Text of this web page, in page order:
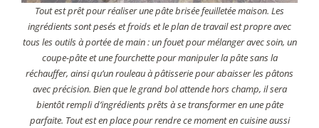
Tout est prêt pour réaliser une pâte brisée feuilletée maison. Les
ingrédients sont pesés et froids et le plan de travail est propre avec
tous les outils à portée de main : un fouet pour mélanger avec soin, un
coupe-pâte et une fourchette pour manipuler la pâte sans la
réchauffer, ainsi qu’un rouleau à pâtisserie pour abaisser les pâtons
avec précision. Bien que le grand bol attende hors champ, il sera
bientôt rempli d’ingrédients prêts à se transformer en une pâte
parfaite. Tout est en place pour rendre ce moment en cuisine aussi